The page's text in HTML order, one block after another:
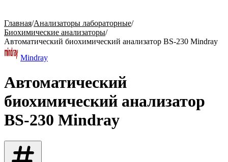
Главная/Анализаторы лабораторные/
Биохимические анализаторы/
Автоматический биохимический анализатор BS-230 Mindray
Mindray
Автоматический
биохимический анализатор
BS-230 Mindray